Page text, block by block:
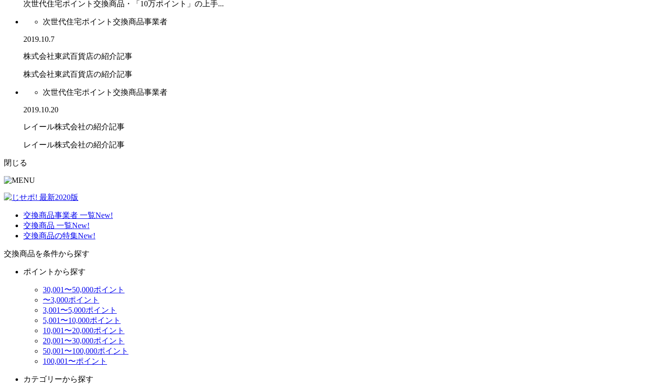
次世代住宅ポイント交換商品・「10万ポイント」の上手...
次世代住宅ポイント交換商品事業者
2019.10.7
株式会社東武百貨店の紹介記事
株式会社東武百貨店の紹介記事
次世代住宅ポイント交換商品事業者
2019.10.20
レイール株式会社の紹介記事
レイール株式会社の紹介記事
閉じる
交換商品事業者 一覧New!
交換商品 一覧New!
交換商品の特集New!
交換商品を条件から探す
ポイントから探す
30,001〜50,000ポイント
〜3,000ポイント
3,001〜5,000ポイント
5,001〜10,000ポイント
10,001〜20,000ポイント
20,001〜30,000ポイント
50,001〜100,000ポイント
100,001〜ポイント
カテゴリーから探す